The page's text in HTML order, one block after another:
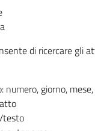
di ricercare gli
giorno,
testo